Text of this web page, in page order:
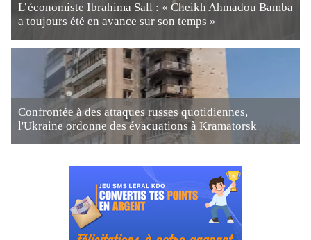
L’économiste Ibrahima Sall : « Cheikh Ahmadou Bamba
a toujours été en avance sur son temps »
Confrontée à des attaques russes quotidiennes,
l'Ukraine ordonne des évacuations à Kramatorsk